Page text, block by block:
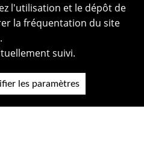
l'utilisation et le dépôt de
la fréquentation du site
suivi.
les paramètres